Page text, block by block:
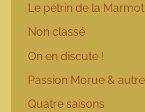
Le pétrin de la
Non classé
On en discute !
Passion Morue &
Quatre saisons